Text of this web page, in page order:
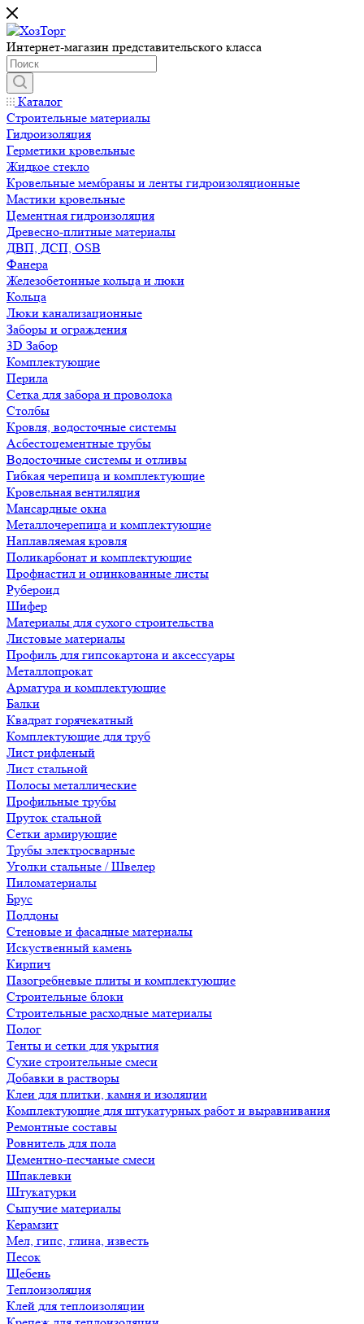
Интернет-магазин представительского класса
Каталог
Строительные материалы
Гидроизоляция
Герметики кровельные
Жидкое стекло
Кровельные мембраны и ленты гидроизоляционные
Мастики кровельные
Цементная гидроизоляция
Древесно-плитные материалы
ДВП, ДСП, OSB
Фанера
Железобетонные кольца и люки
Кольца
Люки канализационные
Заборы и ограждения
3D Забор
Комплектующие
Перила
Сетка для забора и проволока
Столбы
Кровля, водосточные системы
Асбестоцементные трубы
Водосточные системы и отливы
Гибкая черепица и комплектующие
Кровельная вентиляция
Мансардные окна
Металлочерепица и комплектующие
Наплавляемая кровля
Поликарбонат и комплектующие
Профнастил и оцинкованные листы
Рубероид
Шифер
Материалы для сухого строительства
Листовые материалы
Профиль для гипсокартона и аксессуары
Металлопрокат
Арматура и комплектующие
Балки
Квадрат горячекатный
Комплектующие для труб
Лист рифленый
Лист стальной
Полосы металлические
Профильные трубы
Пруток стальной
Сетки армирующие
Трубы электросварные
Уголки стальные / Швелер
Пиломатериалы
Брус
Поддоны
Стеновые и фасадные материалы
Искуственный камень
Кирпич
Пазогребневые плиты и комплектующие
Строительные блоки
Строительные расходные материалы
Полог
Тенты и сетки для укрытия
Сухие строительные смеси
Добавки в растворы
Клеи для плитки, камня и изоляции
Комплектующие для штукатурных работ и выравнивания
Ремонтные составы
Ровнитель для пола
Цементно-песчаные смеси
Шпаклевки
Штукатурки
Сыпучие материалы
Керамзит
Мел, гипс, глина, известь
Песок
Щебень
Теплоизоляция
Клей для теплоизоляции